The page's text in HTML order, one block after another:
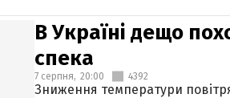
В Україні дещо
спека
7 серпня, 20:00 4392
Зниження температури повітря